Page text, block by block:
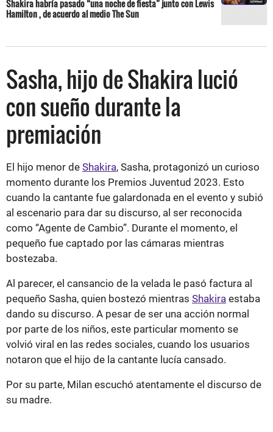
Shakira habría pasado “una noche de fiesta” junto con Lewis
Hamilton , de acuerdo al medio The Sun
Sasha, hijo de Shakira lució
con sueño durante la
premiación
El hijo menor de Shakira, Sasha, protagonizó un curioso
momento durante los Premios Juventud 2023. Esto
cuando la cantante fue galardonada en el evento y subió
al escenario para dar su discurso, al ser reconocida
como “Agente de Cambio”. Durante el momento, el
pequeño fue captado por las cámaras mientras
bostezaba.
Al parecer, el cansancio de la velada le pasó factura al
pequeño Sasha, quien bostezó mientras Shakira estaba
dando su discurso. A pesar de ser una acción normal
por parte de los niños, este particular momento se
volvió viral en las redes sociales, cuando los usuarios
notaron que el hijo de la cantante lucía cansado.
Por su parte, Milan escuchó atentamente el discurso de
su madre.